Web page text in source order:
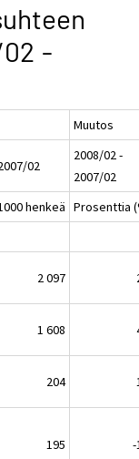
-
Muutos
02
2008/02 -
2007/02
henkeä Prosenttia
2 097
1 608
204
195 -